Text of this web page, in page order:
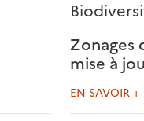
Zonages
mise à
EN SAVOIR +